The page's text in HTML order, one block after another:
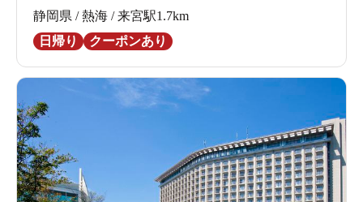
静岡県 / 熱海 / 来宮駅1.7km
日帰り
クーポンあり